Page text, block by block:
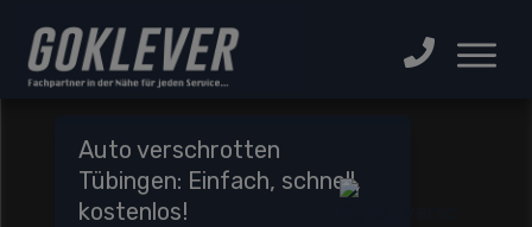
Auto verschrotten
Tübingen: Einfach, schnell,
kostenlos!